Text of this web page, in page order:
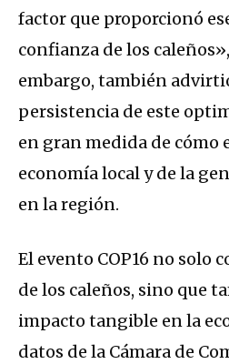
factor que proporcionó
confianza de los
embargo, también
persistencia de este
en gran medida de cómo
economía local y de la
en la región.
El evento COP16 no solo
de los caleños, sino que
impacto tangible en la
datos de la Cámara de